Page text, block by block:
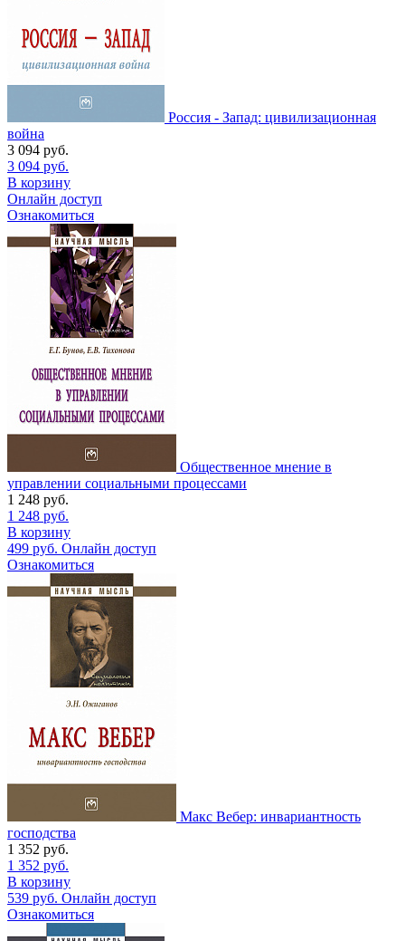
Россия - Запад: цивилизационная
война
3 094 руб.
3 094 руб.
В корзину
Онлайн доступ
Ознакомиться
Общественное мнение в
управлении социальными процессами
1 248 руб.
1 248 руб.
В корзину
499 руб. Онлайн доступ
Ознакомиться
Макс Вебер: инвариантность
господства
1 352 руб.
1 352 руб.
В корзину
539 руб. Онлайн доступ
Ознакомиться